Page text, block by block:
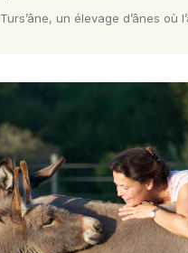
Turs’âne, un élevage d’ânes où